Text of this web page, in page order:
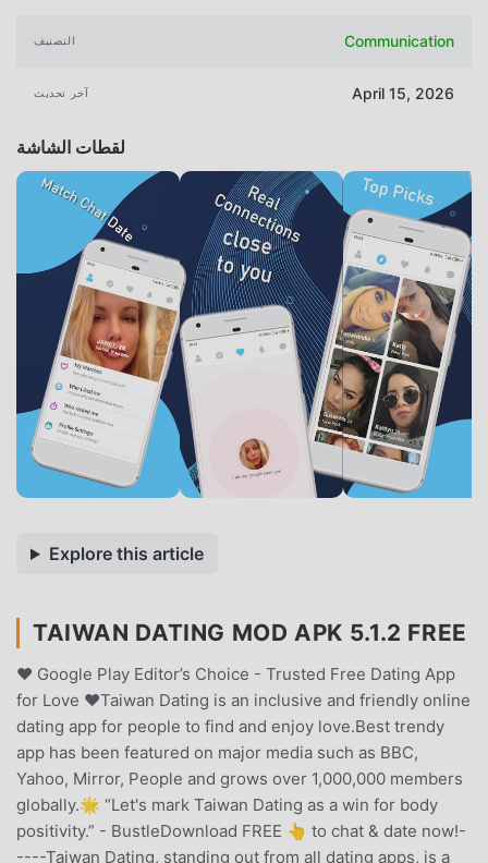
التصنيف Communication
آخر تحديث April 15, 2026
لقطات الشاشة
Explore this article
TAIWAN DATING MOD APK 5.1.2 FREE
❤️ Google Play Editor’s Choice - Trusted Free Dating App
for Love ❤️Taiwan Dating is an inclusive and friendly online
dating app for people to find and enjoy love.Best trendy
app has been featured on major media such as BBC,
Yahoo, Mirror, People and grows over 1,000,000 members
globally.🌟 “Let's mark Taiwan Dating as a win for body
positivity.” - BustleDownload FREE 👆 to chat & date now!-
----Taiwan Dating, standing out from all dating apps, is a